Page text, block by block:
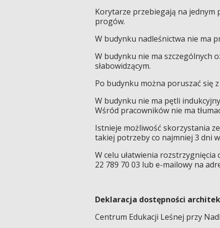
Korytarze przebiegają na jednym
progów.
W budynku nadleśnictwa nie ma
W budynku nie ma szczególnych
słabowidzącym.
Po budynku można poruszać się
W budynku nie ma pętli
Wśród pracowników nie ma
Istnieje możliwość skorzystania
takiej potrzeby co najmniej 3 dni
W celu ułatwienia
22 789 70 03 lub e-mailowy na
Deklaracja dostępności
Centrum Edukacji Leśnej przy